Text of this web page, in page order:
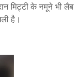
मिट्टी के नमूने भी लैब
है।